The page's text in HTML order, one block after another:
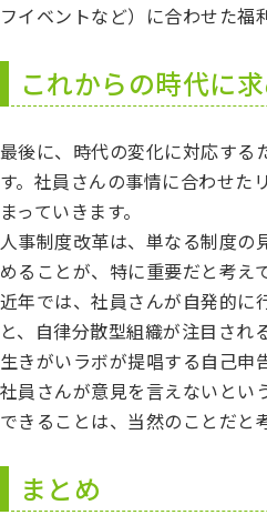
フイベントなど）に合わせた福
これからの時代に
最後に、時代の変化に対応する
す。社員さんの事情に合わせた
まっていきます。
人事制度改革は、単なる制度
めることが、特に重要だと考え
近年では、社員さんが自発的に
と、自律分散型組織が注目され
生きがいラボが提唱する自己申
社員さんが意見を言えないとい
できることは、当然のことだと
まとめ